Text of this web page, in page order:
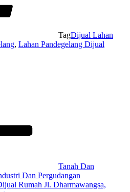
TagDijual Lahan
, Lahan Pandegelang Dijual
Tanah Dan
Dan Pergudangan
Rumah Jl. Dharmawangsa,